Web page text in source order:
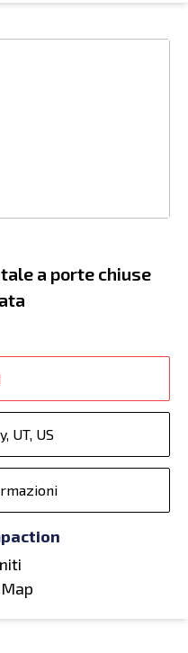
a porte chiuse
UT, US